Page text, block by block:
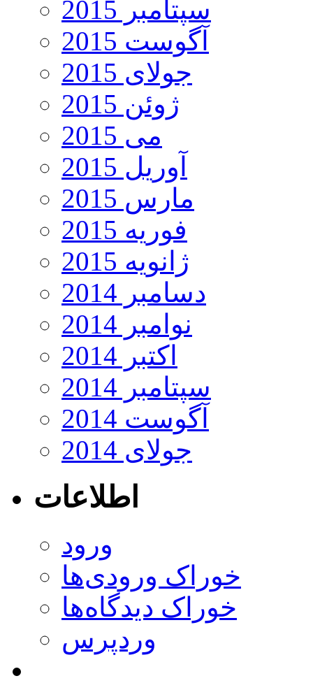
سپتامبر 2015
آگوست 2015
جولای 2015
ژوئن 2015
می 2015
آوریل 2015
مارس 2015
فوریه 2015
ژانویه 2015
دسامبر 2014
نوامبر 2014
اکتبر 2014
سپتامبر 2014
آگوست 2014
جولای 2014
اطلاعات
ورود
خوراک ورودی‌ها
خوراک دیدگاه‌ها
وردپرس